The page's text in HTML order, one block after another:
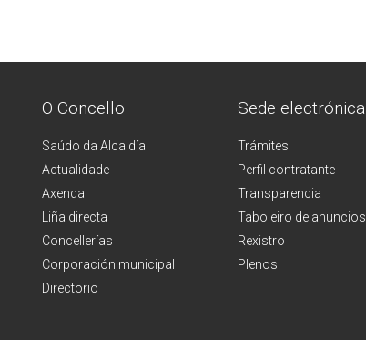
O Concello
Saúdo da Alcaldía
Actualidade
Axenda
Liña directa
Concellerías
Corporación municipal
Directorio
Sede electrónica
Trámites
Perfil contratante
Transparencia
Taboleiro de anuncios
Rexistro
Plenos